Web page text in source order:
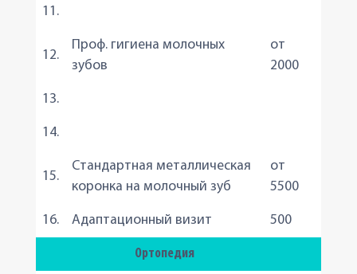
11.
12.
Проф. гигиена молочных
зубов
от
2000
13.
14.
15.
Стандартная металлическая
коронка на молочный зуб
от
5500
16. Адаптационный визит 500
Ортопедия